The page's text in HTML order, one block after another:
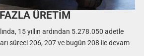
ÜRETİM
15 yıllın ardından 5.278.050 adetle
süreci 206, 207 ve bugün 208 ile devam